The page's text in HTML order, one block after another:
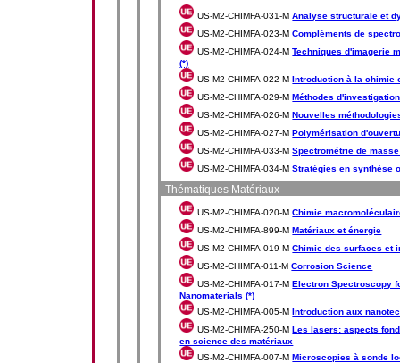
US-M2-CHIMFA-031-MAnalyse structurale et
US-M2-CHIMFA-023-MCompléments de
US-M2-CHIMFA-024-MTechniques d'imagerie
(*)
US-M2-CHIMFA-022-MIntroduction à la chimie
US-M2-CHIMFA-029-MMéthodes
US-M2-CHIMFA-026-MNouvelles
US-M2-CHIMFA-027-MPolymérisation
US-M2-CHIMFA-033-MSpectrométrie de
US-M2-CHIMFA-034-MStratégies en synthèse
Thématiques Matériaux
US-M2-CHIMFA-020-MChimie
US-M2-CHIMFA-899-MMatériaux et énergie
US-M2-CHIMFA-019-MChimie des surfaces et
US-M2-CHIMFA-011-MCorrosion Science
US-M2-CHIMFA-017-MElectron Spectroscopy
Nanomaterials (*)
US-M2-CHIMFA-005-MIntroduction aux
US-M2-CHIMFA-250-MLes lasers: aspects
en science des matériaux
US-M2-CHIMFA-007-MMicroscopies à sonde